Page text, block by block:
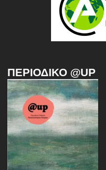
ΠΕΡΙΟΔΙΚΌ @UP